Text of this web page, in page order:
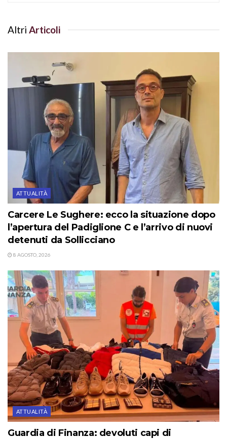
Altri Articoli
ATTUALITÀ
Carcere Le Sughere: ecco la situazione dopo
l’apertura del Padiglione C e l’arrivo di nuovi
detenuti da Sollicciano
8 AGOSTO, 2026
ATTUALITÀ
Guardia di Finanza: devoluti capi di